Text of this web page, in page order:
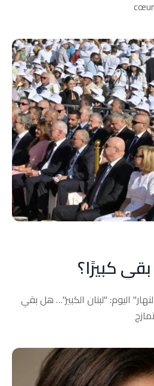
كبيرًا؟
اليوم: "لبنان الكبير"… هل بقي